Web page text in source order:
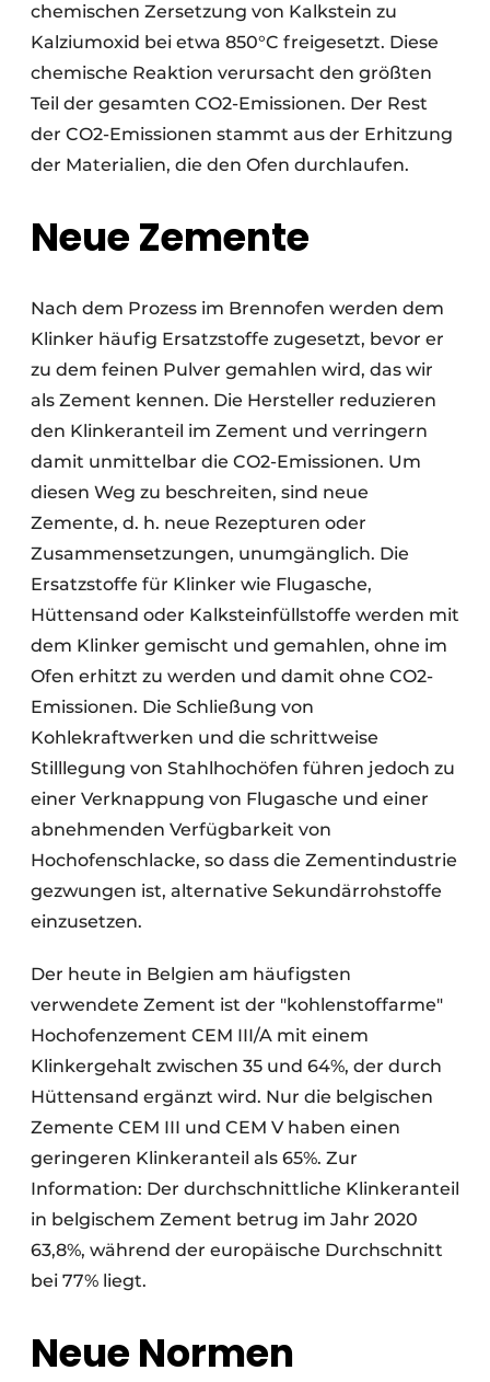
chemischen Zersetzung von Kalkstein zu
Kalziumoxid bei etwa 850°C freigesetzt. Diese
chemische Reaktion verursacht den größten
Teil der gesamten CO2-Emissionen. Der Rest
der CO2-Emissionen stammt aus der Erhitzung
der Materialien, die den Ofen durchlaufen.
Neue Zemente
Nach dem Prozess im Brennofen werden dem
Klinker häufig Ersatzstoffe zugesetzt, bevor er
zu dem feinen Pulver gemahlen wird, das wir
als Zement kennen. Die Hersteller reduzieren
den Klinkeranteil im Zement und verringern
damit unmittelbar die CO2-Emissionen. Um
diesen Weg zu beschreiten, sind neue
Zemente, d. h. neue Rezepturen oder
Zusammensetzungen, unumgänglich. Die
Ersatzstoffe für Klinker wie Flugasche,
Hüttensand oder Kalksteinfüllstoffe werden mit
dem Klinker gemischt und gemahlen, ohne im
Ofen erhitzt zu werden und damit ohne CO2-
Emissionen. Die Schließung von
Kohlekraftwerken und die schrittweise
Stilllegung von Stahlhochöfen führen jedoch zu
einer Verknappung von Flugasche und einer
abnehmenden Verfügbarkeit von
Hochofenschlacke, so dass die Zementindustrie
gezwungen ist, alternative Sekundärrohstoffe
einzusetzen.
Der heute in Belgien am häufigsten
verwendete Zement ist der "kohlenstoffarme"
Hochofenzement CEM III/A mit einem
Klinkergehalt zwischen 35 und 64%, der durch
Hüttensand ergänzt wird. Nur die belgischen
Zemente CEM III und CEM V haben einen
geringeren Klinkeranteil als 65%. Zur
Information: Der durchschnittliche Klinkeranteil
in belgischem Zement betrug im Jahr 2020
63,8%, während der europäische Durchschnitt
bei 77% liegt.
Neue Normen